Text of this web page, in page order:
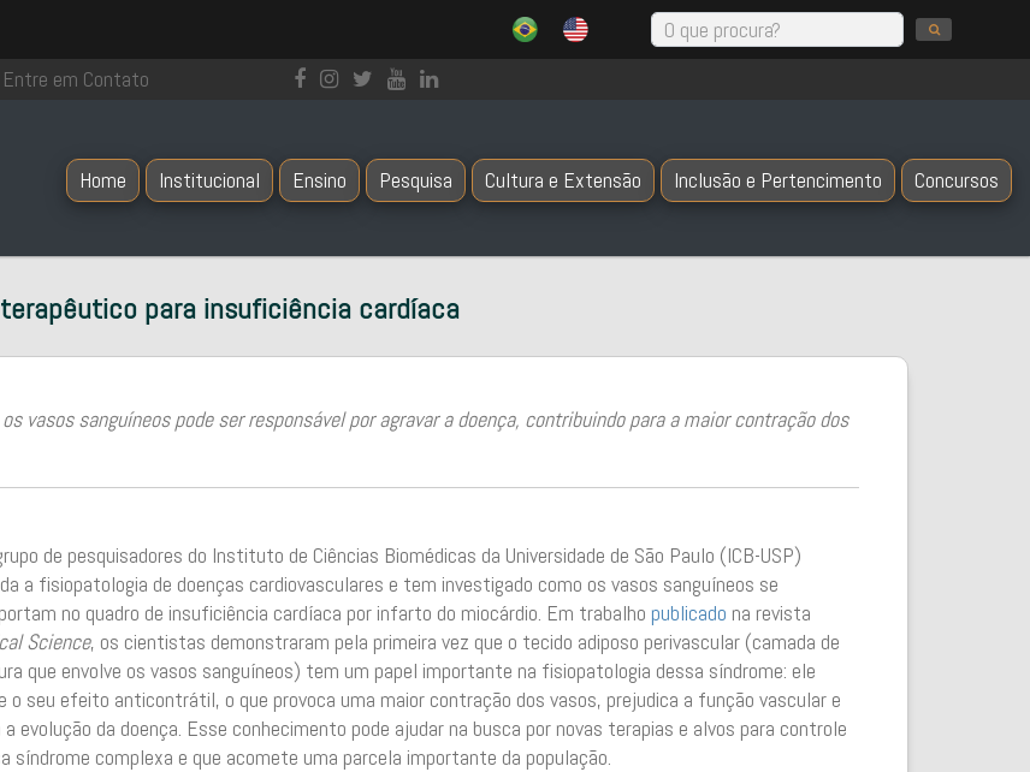
Entre em Contato
Home Institucional Ensino Pesquisa Cultura e Extensão Inclusão e Pertencimento Concursos
para insuficiência cardíaca
vasos sanguíneos pode ser responsável por agravar a doença, contribuindo para a maior contração dos
de pesquisadores do Instituto de Ciências Biomédicas da Universidade de São Paulo (ICB-USP)
a fisiopatologia de doenças cardiovasculares e tem investigado como os vasos sanguíneos se
no quadro de insuficiência cardíaca por infarto do miocárdio. Em trabalho publicado na revista
Science, os cientistas demonstraram pela primeira vez que o tecido adiposo perivascular (camada de
que envolve os vasos sanguíneos) tem um papel importante na fisiopatologia dessa síndrome: ele
o seu efeito anticontrátil, o que provoca uma maior contração dos vasos, prejudica a função vascular e
a evolução da doença. Esse conhecimento pode ajudar na busca por novas terapias e alvos para controle
síndrome complexa e que acomete uma parcela importante da população.